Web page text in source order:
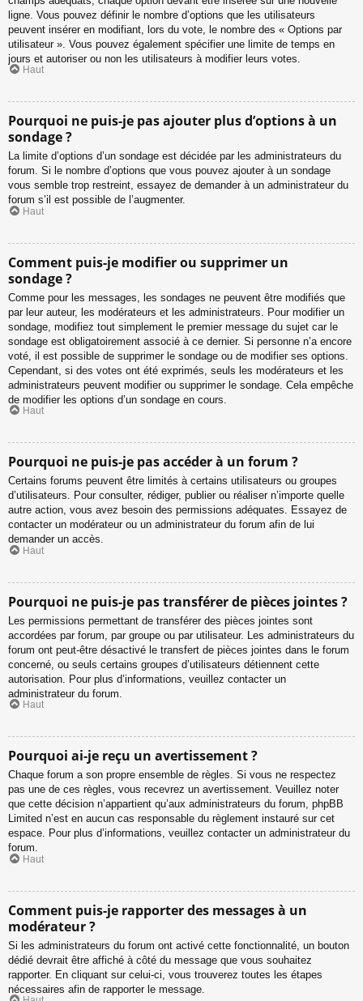
ligne. Vous pouvez définir le nombre d’options que les utilisateurs
peuvent insérer en modifiant, lors du vote, le nombre des « Options par
utilisateur ». Vous pouvez également spécifier une limite de temps en
jours et autoriser ou non les utilisateurs à modifier leurs votes.
Haut
Pourquoi ne puis-je pas ajouter plus d’options à un
sondage ?
La limite d’options d’un sondage est décidée par les administrateurs du
forum. Si le nombre d’options que vous pouvez ajouter à un sondage
vous semble trop restreint, essayez de demander à un administrateur du
forum s’il est possible de l’augmenter.
Haut
Comment puis-je modifier ou supprimer un
sondage ?
Comme pour les messages, les sondages ne peuvent être modifiés que
par leur auteur, les modérateurs et les administrateurs. Pour modifier un
sondage, modifiez tout simplement le premier message du sujet car le
sondage est obligatoirement associé à ce dernier. Si personne n’a encore
voté, il est possible de supprimer le sondage ou de modifier ses options.
Cependant, si des votes ont été exprimés, seuls les modérateurs et les
administrateurs peuvent modifier ou supprimer le sondage. Cela empêche
de modifier les options d’un sondage en cours.
Haut
Pourquoi ne puis-je pas accéder à un forum ?
Certains forums peuvent être limités à certains utilisateurs ou groupes
d’utilisateurs. Pour consulter, rédiger, publier ou réaliser n’importe quelle
autre action, vous avez besoin des permissions adéquates. Essayez de
contacter un modérateur ou un administrateur du forum afin de lui
demander un accès.
Haut
Pourquoi ne puis-je pas transférer de pièces jointes ?
Les permissions permettant de transférer des pièces jointes sont
accordées par forum, par groupe ou par utilisateur. Les administrateurs du
forum ont peut-être désactivé le transfert de pièces jointes dans le forum
concerné, ou seuls certains groupes d’utilisateurs détiennent cette
autorisation. Pour plus d’informations, veuillez contacter un
administrateur du forum.
Haut
Pourquoi ai-je reçu un avertissement ?
Chaque forum a son propre ensemble de règles. Si vous ne respectez
pas une de ces règles, vous recevrez un avertissement. Veuillez noter
que cette décision n’appartient qu’aux administrateurs du forum, phpBB
Limited n’est en aucun cas responsable du règlement instauré sur cet
espace. Pour plus d’informations, veuillez contacter un administrateur du
forum.
Haut
Comment puis-je rapporter des messages à un
modérateur ?
Si les administrateurs du forum ont activé cette fonctionnalité, un bouton
dédié devrait être affiché à côté du message que vous souhaitez
rapporter. En cliquant sur celui-ci, vous trouverez toutes les étapes
nécessaires afin de rapporter le message.